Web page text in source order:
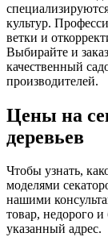
культур.
ветки и
Выбирайте и
качественный
производителей.
Цены на
деревьев
Чтобы узнать,
моделями
нашими
товар, недорого
указанный адрес.